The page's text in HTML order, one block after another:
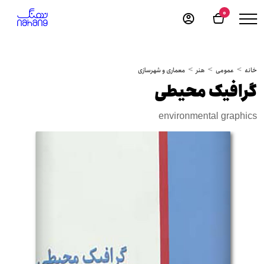
0
خانه عمومی هنر معماری و شهرسازی
گرافیک محیطی
environmental graphics